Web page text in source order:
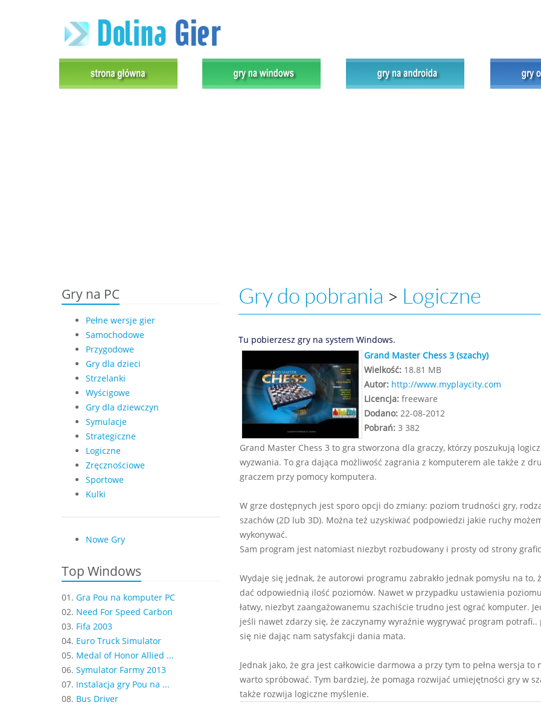
Gry na PC
Pełne wersje gier
Samochodowe
Przygodowe
Gry dla dzieci
Strzelanki
Wyścigowe
Gry dla dziewczyn
Symulacje
Strategiczne
Logiczne
Zręcznościowe
Sportowe
Kulki
Nowe Gry
Top Windows
01. Gra Pou na komputer PC
02. Need For Speed Carbon
03. Fifa 2003
04. Euro Truck Simulator
05. Medal of Honor Allied ...
06. Symulator Farmy 2013
07. Instalacja gry Pou na ...
08. Bus Driver
Gry do pobrania > Logiczne
Tu pobierzesz gry na system Windows.
Grand Master Chess 3 (szachy)
Wielkość:18.81 MB
Autor: http://www.myplaycity.com
Licencja:freeware
Dodano:22-08-2012
Pobrań:3 382
Grand Master Chess 3 to gra stworzona dla graczy, którzy poszukują
wyzwania. To gra dająca możliwość zagrania z komputerem ale także z
graczem przy pomocy komputera.
W grze dostępnych jest sporo opcji do zmiany: poziom trudności gry,
szachów (2D lub 3D). Można też uzyskiwać podpowiedzi jakie ruchy
wykonywać.
Sam program jest natomiast niezbyt rozbudowany i prosty od strony
Wydaje się jednak, że autorowi programu zabrakło jednak pomysłu na to,
dać odpowiednią ilość poziomów. Nawet w przypadku ustawienia
łatwy, niezbyt zaangażowanemu szachiście trudno jest ograć komputer.
jeśli nawet zdarzy się, że zaczynamy wyraźnie wygrywać program potrafi..
się nie dając nam satysfakcji dania mata.
Jednak jako, że gra jest całkowicie darmowa a przy tym to pełna wersja to
warto spróbować. Tym bardziej, że pomaga rozwijać umiejętności gry w
także rozwija logiczne myślenie.